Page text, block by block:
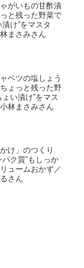
がいもの甘酢漬
と残った野菜で
け”をマスタ
まさみさん
ベツの塩しょう
ょっと残った野
い漬け”をマス
林まさみさん
け」のつくり
ク質”もしっか
ュームおかず／
さん